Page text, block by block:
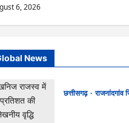
6, 2026
News
छत्तीसगढ़
राजनांदगांव